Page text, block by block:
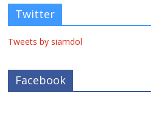
Twitter
Tweets by siamdol
Facebook